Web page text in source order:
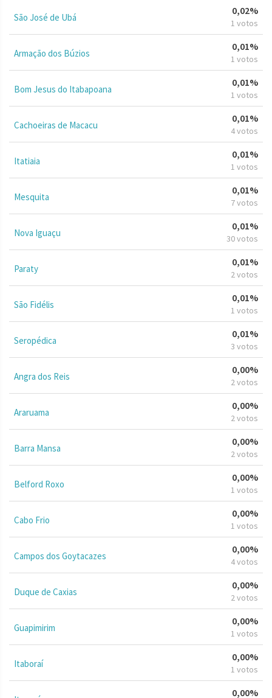
São José de Ubá
0,02%
1 votos
Armação dos Búzios
0,01%
1 votos
Bom Jesus do Itabapoana
0,01%
1 votos
Cachoeiras de Macacu
0,01%
4 votos
Itatiaia
0,01%
1 votos
Mesquita
0,01%
7 votos
Nova Iguaçu
0,01%
30 votos
Paraty
0,01%
2 votos
São Fidélis
0,01%
1 votos
Seropédica
0,01%
3 votos
Angra dos Reis
0,00%
2 votos
Araruama
0,00%
2 votos
Barra Mansa
0,00%
2 votos
Belford Roxo
0,00%
1 votos
Cabo Frio
0,00%
1 votos
Campos dos Goytacazes
0,00%
4 votos
Duque de Caxias
0,00%
2 votos
Guapimirim
0,00%
1 votos
Itaboraí
0,00%
1 votos
0,00%